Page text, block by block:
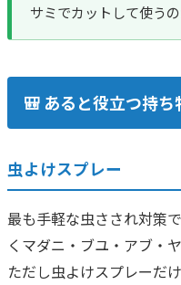
サミでカットして使うの
🎒 あると役立つ持ち
虫よけスプレー
最も手軽な虫さされ対策
くマダニ・ブユ・アブ・
ただし虫よけスプレーだ